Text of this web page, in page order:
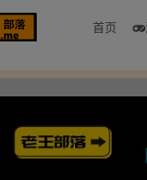
首页